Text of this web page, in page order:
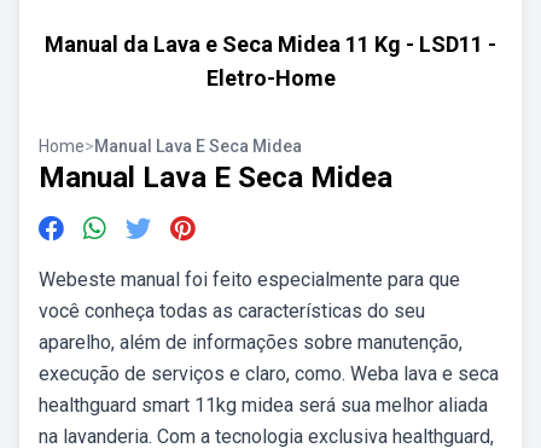
Manual da Lava e Seca Midea 11 Kg - LSD11 -
Eletro-Home
Home>Manual Lava E Seca Midea
Manual Lava E Seca Midea
Webeste manual foi feito especialmente para que
você conheça todas as características do seu
aparelho, além de informações sobre manutenção,
execução de serviços e claro, como. Weba lava e seca
healthguard smart 11kg midea será sua melhor aliada
na lavanderia. Com a tecnologia exclusiva healthguard,